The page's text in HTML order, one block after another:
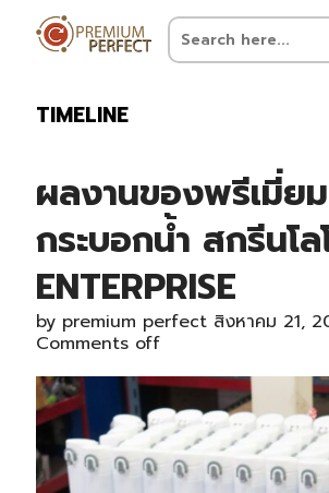
TIMELINE
ผลงานของพรีเมี่ยม
กระบอกน้ำ สกรีนโ
ENTERPRISE
by premium perfect สิงหาคม 21,
Comments off